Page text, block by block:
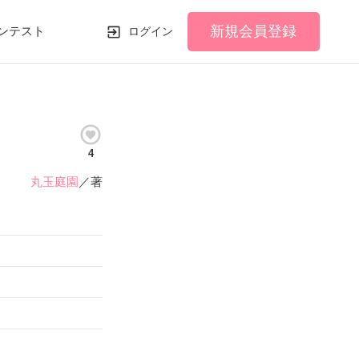
テスト ログイン 新規会員登録
4
丸玉庭園 ／著